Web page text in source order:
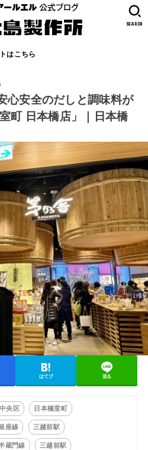
はこちら
SEARCH
心安全のだしと調味料が
町 日本橋店」｜日本橋
はてブ 送る
中央区 日本橋室町
座線 三越前駅
蔵門線 三越前駅